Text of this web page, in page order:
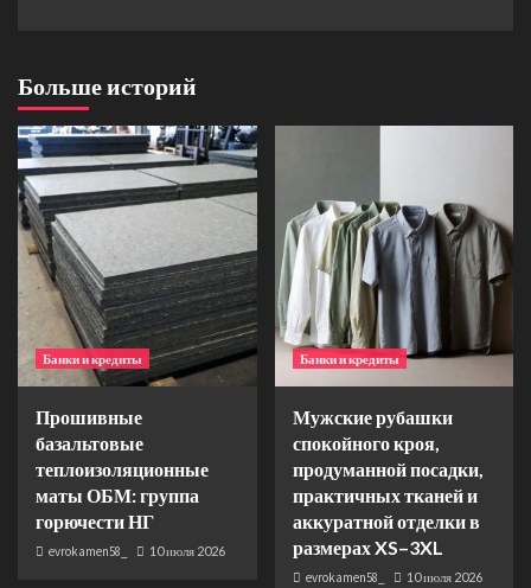
Больше историй
Банки и кредиты
Прошивные
базальтовые
теплоизоляционные
маты ОБМ: группа
горючести НГ
evrokamen58_ 10 июля 2026
Банки и кредиты
Мужские рубашки
спокойного кроя,
продуманной посадки,
практичных тканей и
аккуратной отделки в
размерах XS–3XL
evrokamen58_ 10 июля 2026